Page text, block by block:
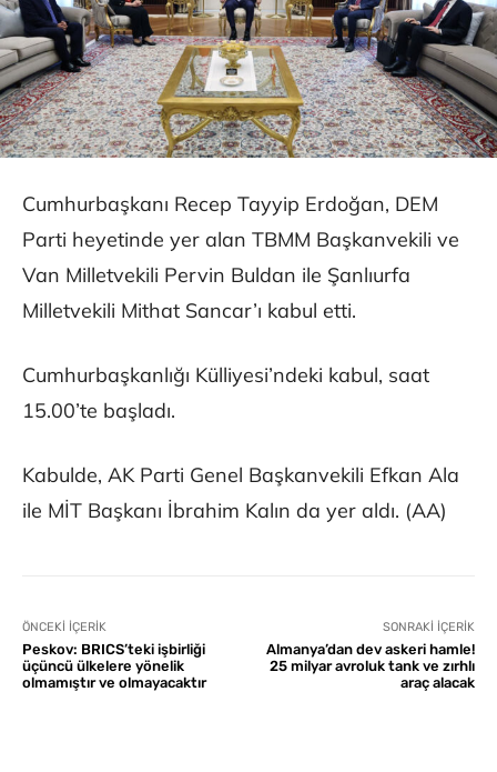
Cumhurbaşkanı Recep Tayyip Erdoğan, DEM
Parti heyetinde yer alan TBMM Başkanvekili ve
Van Milletvekili Pervin Buldan ile Şanlıurfa
Milletvekili Mithat Sancar’ı kabul etti.
Cumhurbaşkanlığı Külliyesi’ndeki kabul, saat
15.00’te başladı.
Kabulde, AK Parti Genel Başkanvekili Efkan Ala
ile MİT Başkanı İbrahim Kalın da yer aldı. (AA)
ÖNCEKI İÇERIK
Peskov: BRICS’teki işbirliği
üçüncü ülkelere yönelik
olmamıştır ve olmayacaktır
SONRAKI İÇERIK
Almanya’dan dev askeri hamle!
25 milyar avroluk tank ve zırhlı
araç alacak